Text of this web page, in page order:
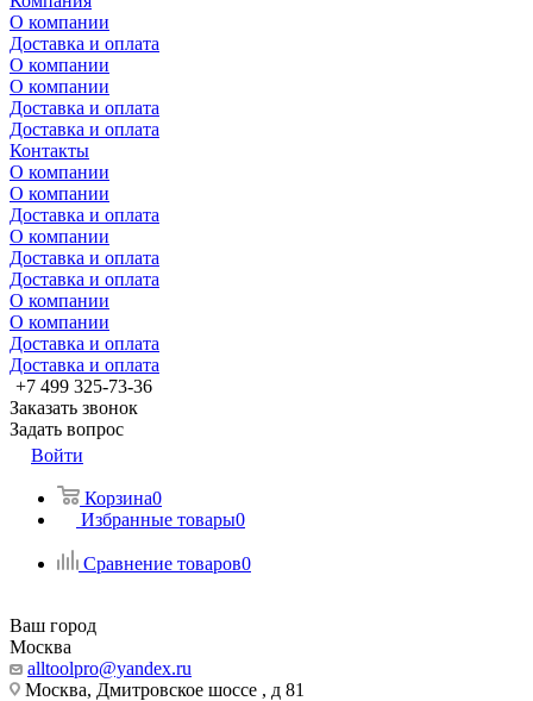
О компании
Доставка и оплата
О компании
О компании
Доставка и оплата
Доставка и оплата
Контакты
О компании
О компании
Доставка и оплата
О компании
Доставка и оплата
Доставка и оплата
О компании
О компании
Доставка и оплата
Доставка и оплата
+7 499 325-73-36
Заказать звонок
Задать вопрос
Войти
Корзина0
Избранные товары0
Сравнение товаров0
Ваш город
Москва
alltoolpro@yandex.ru
Москва, Дмитровское шоссе , д 81